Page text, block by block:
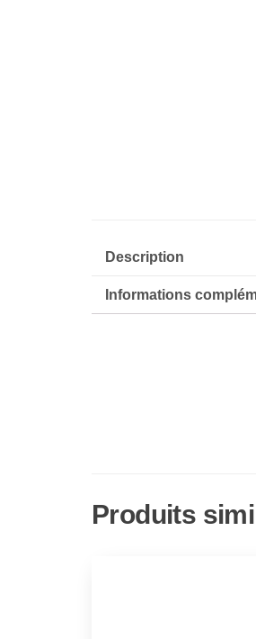
Description
Informations
Produits